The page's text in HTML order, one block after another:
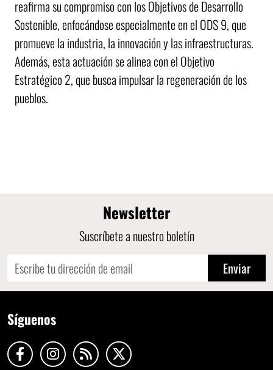
reafirma su compromiso con los Objetivos de Desarrollo
Sostenible, enfocándose especialmente en el ODS 9, que
promueve la industria, la innovación y las infraestructuras.
Además, esta actuación se alinea con el Objetivo
Estratégico 2, que busca impulsar la regeneración de los
pueblos.
Newsletter
Suscríbete a nuestro boletín
Enviar
Síguenos